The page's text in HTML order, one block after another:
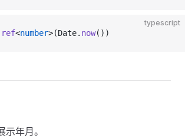
typescript
ref<number>(Date. now())
示年月。